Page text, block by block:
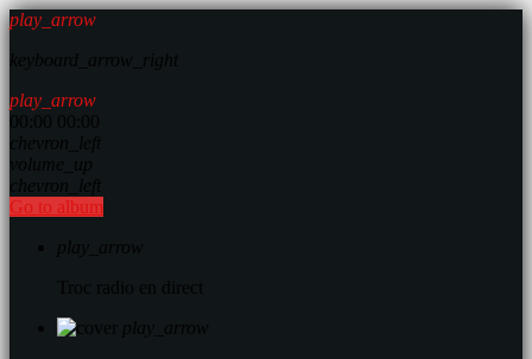
play_arrow
play_arrow
Go to album